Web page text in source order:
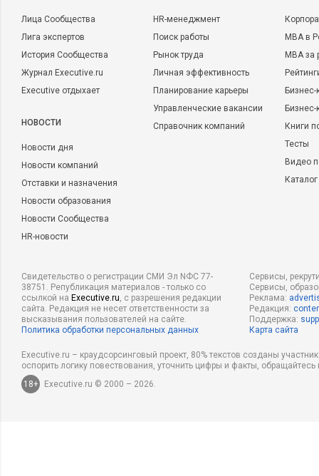
Лица Сообщества
Лига экспертов
История Сообщества
Журнал Executive.ru
Executive отдыхает
НОВОСТИ
Новости дня
Новости компаний
Отставки и назначения
Новости образования
Новости Сообщества
HR-новости
HR-менеджмент
Поиск работы
Рынок труда
Личная эффективность
Планирование карьеры
Управленческие вакансии
Справочник компаний
MBA в
MBA
Бизнес-
Книги
Тесты
Видео
Свидетельство о регистрации СМИ Эл NФС 77-
38751. Републикация материалов - только со
ссылкой на Executive.ru, с разрешения редакции
сайта. Редакция не несет ответственности за
высказывания пользователей на сайте.
Политика обработки персональных данных
Сервисы,
Сервисы,
Реклама:
Редакция:
Поддержка:
Карта сайта
Executive.ru – краудсорсинговый проект, 80% текстов созданы
оспорить логику повествования, уточнить цифры и факты,
18+
Executive.ru © 2000 – 2026.